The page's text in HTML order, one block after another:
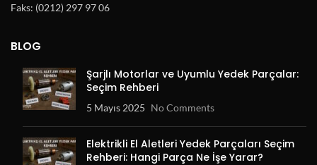
Faks: (0212) 297 97 06
BLOG
Şarjlı Motorlar ve Uyumlu Yedek Parçalar:
Seçim Rehberi
5 Mayıs 2025 No Comments
Elektrikli El Aletleri Yedek Parçaları Seçim
Rehberi: Hangi Parça Ne İşe Yarar?